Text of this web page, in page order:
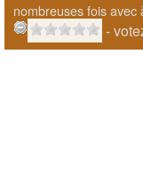
nombreuses fois avec
-